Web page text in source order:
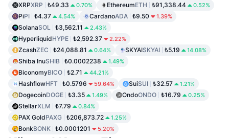
XRPXRP ₺49.33 0.70% EthereumETH ₺91,338.44 0.52%
PiPI ₺4.37 4.54% CardanoADA ₺9.50 1.39%
SolanaSOL ₺3,562.11 2.43%
HyperliquidHYPE ₺2,592.37 2.22%
ZcashZEC ₺24,088.81 0.64% SKYAISKYAI ₺5.19 14.08%
Shiba InuSHIB ₺0.0002238 1.49%
BiconomyBICO ₺2.71 44.21%
HashflowHFT ₺0.5796 59.64% SuiSUI ₺32.57 1.21%
DogecoinDOGE ₺3.35 1.49% OndoONDO ₺16.79 0.25%
StellarXLM ₺7.79 0.84%
PAX GoldPAXG ₺206,873.72 1.25%
BonkBONK ₺0.0001201 5.20%